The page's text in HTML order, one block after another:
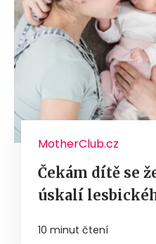
MotherClub.cz
Čekám dítě se
úskalí
10 minut čtení